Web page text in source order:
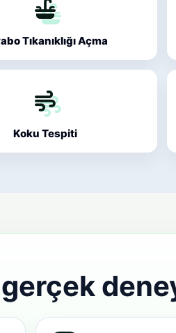
Tıkanıklığı Açma
Koku Tespiti